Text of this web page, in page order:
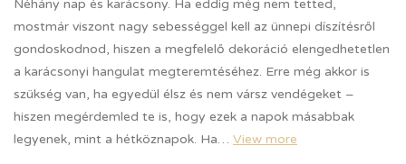
Néhány nap és karácsony. Ha eddig még nem tetted,
mostmár viszont nagy sebességgel kell az ünnepi díszítésről
gondoskodnod, hiszen a megfelelő dekoráció elengedhetetlen
a karácsonyi hangulat megteremtéséhez. Erre még akkor is
szükség van, ha egyedül élsz és nem vársz vendégeket –
hiszen megérdemled te is, hogy ezek a napok másabbak
legyenek, mint a hétköznapok. Ha… View more